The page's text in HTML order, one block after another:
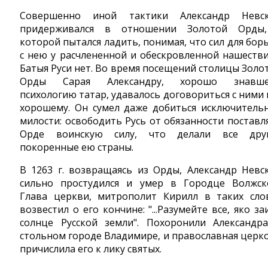
Совершенно иной тактики Александр
придерживался в отношении Золотой
которой пытался ладить, понимая, что сил для
с нею у расчлененной и обескровленной
Батыя Руси нет. Во время посещений столицы
Орды Сарая Александру, хорошо
психологию татар, удавалось договориться с ними
хорошему. Он сумел даже добиться
милости: освободить Русь от обязанности
Орде воинскую силу, что делали все
покоренные ею страны.
В 1263 г. возвращаясь из Орды, Александр
сильно простудился и умер в Городце
Глава церкви, митрополит Кирилл в таких
возвестил о его кончине: "...Разумейте все, яко
солнце Русской земли". Похоронили
стольном городе Владимире, и православная
причислила его к лику святых.